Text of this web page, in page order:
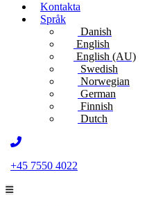
Kontakta
Språk
Danish
English
English (AU)
Swedish
Norwegian
German
Finnish
Dutch
+45 7550 4022